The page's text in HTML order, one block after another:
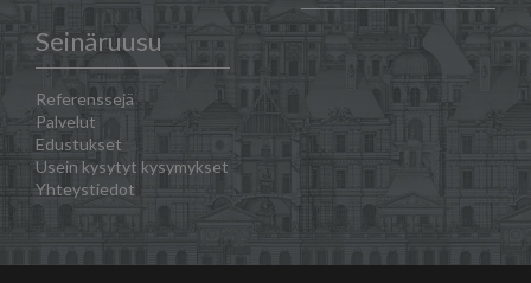
Seinäruusu
Referenssejä
Palvelut
Edustukset
Usein kysytyt kysymykset
Yhteystiedot